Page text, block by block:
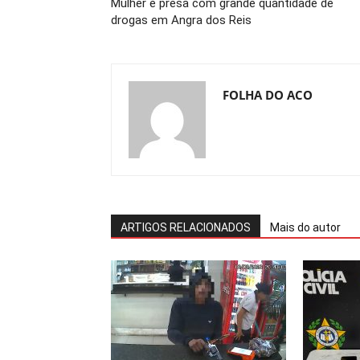
Mulher é presa com grande quantidade de
drogas em Angra dos Reis
FOLHA DO ACO
ARTIGOS RELACIONADOS Mais do autor